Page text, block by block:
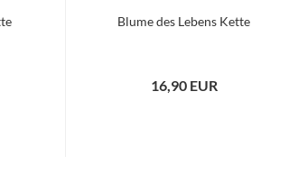
Blume des Lebens Kette
16,90 EUR